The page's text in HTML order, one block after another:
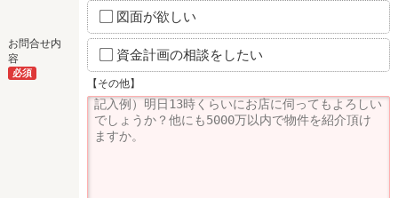
お問合せ内
容
必須
図面が欲しい
資金計画の相談をしたい
【その他】